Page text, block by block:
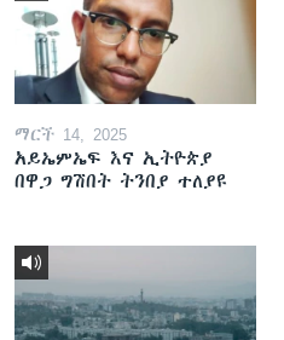
ማርች 14, 2025
አይኤምኤፍ እና ኢትዮጵያ
በዋጋ ግሽበት ትንበያ ተለያዩ